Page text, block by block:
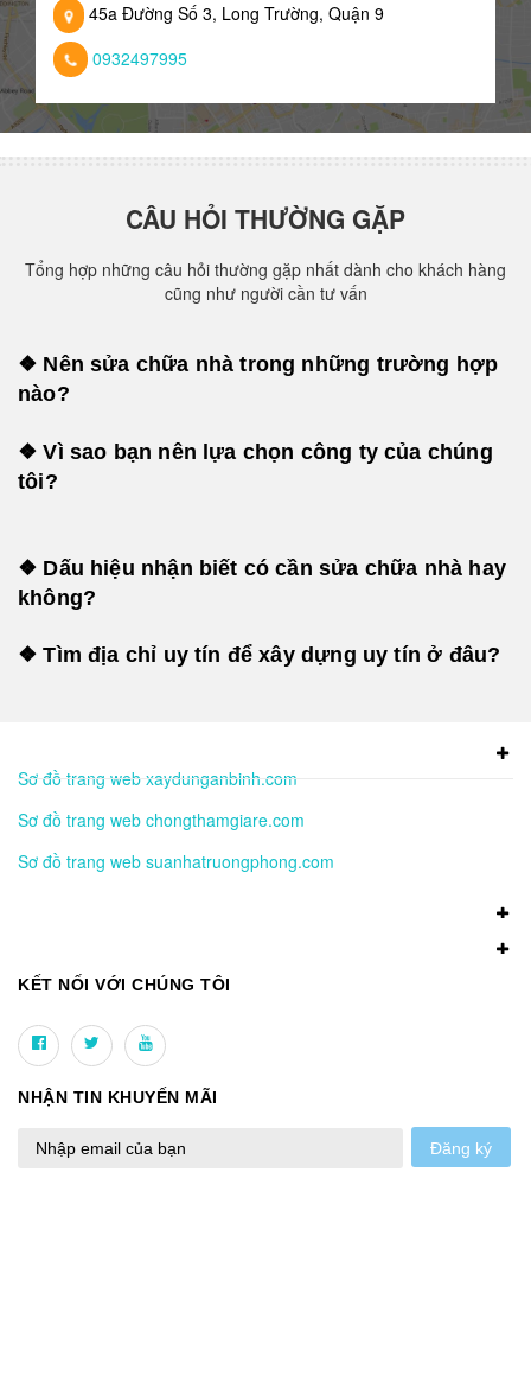
45a Đường Số 3, Long Trường, Quận 9
0932497995
CÂU HỎI THƯỜNG GẶP
Tổng hợp những câu hỏi thường gặp nhất dành cho khách hàng
cũng như người cần tư vấn
❖ Nên sửa chữa nhà trong những trường hợp
nào?
❖ Vì sao bạn nên lựa chọn công ty của chúng
tôi?
❖ Dấu hiệu nhận biết có cần sửa chữa nhà hay
không?
❖ Tìm địa chỉ uy tín để xây dựng uy tín ở đâu?
Sơ đồ trang web xaydunganbinh.com
Sơ đồ trang web chongthamgiare.com
Sơ đồ trang web suanhatruongphong.com
KẾT NỐI VỚI CHÚNG TÔI
NHẬN TIN KHUYẾN MÃI
Đăng ký